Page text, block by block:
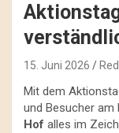
15. Juni 2026
Mit dem
und Besucher am
Hof alles im